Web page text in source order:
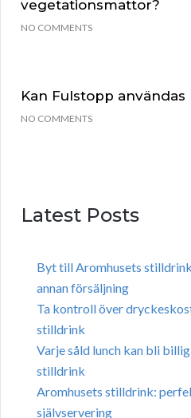
vegetationsmattor?
NO COMMENTS
Kan Fulstopp användas
NO COMMENTS
Latest Posts
Byt till Aromhusets
annan försäljning
Ta kontroll över
stilldrink
Varje såld lunch kan bli
stilldrink
Aromhusets stilldrink:
självservering